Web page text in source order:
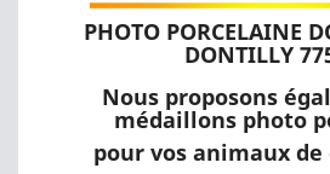
PHOTO PORCELAINE
DONTILLY
Nous proposons
médaillons photo
pour vos animaux de